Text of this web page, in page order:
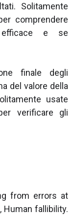
Solitamente
comprendere
e se
finale degli
del valore della
usate
verificare gli
from errors at
Human fallibility.